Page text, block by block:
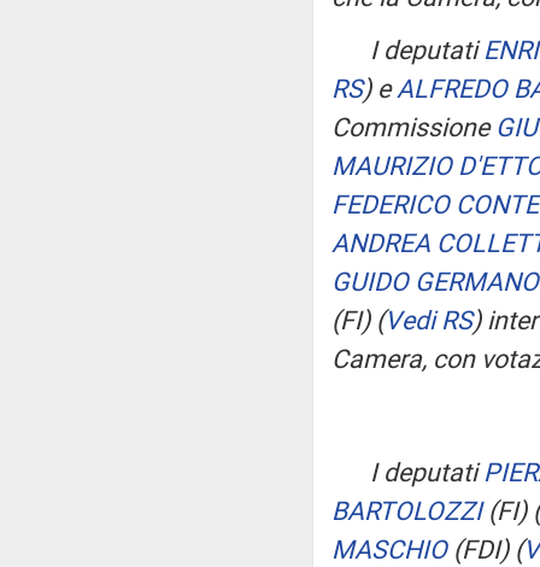
I deputati
RS)eALFREDO
Commissione
MAURIZIO
FEDERICO CONTE
ANDREA
GUIDO
(FI) (Vedi RS)
Camera, con
I deputati
BARTOLOZZI(FI) (
MASCHIO(FDI) (